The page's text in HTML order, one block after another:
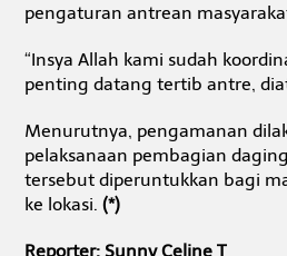
pengaturan antrean
“Insya Allah kami sudah
penting datang tertib antre,
Menurutnya, pengamanan
pelaksanaan pembagian
tersebut diperuntukkan bagi
ke lokasi. (*)
Reporter: Sunny Celine T